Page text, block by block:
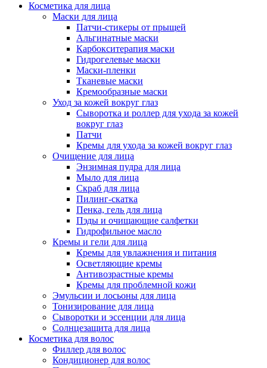
Косметика для лица
Маски для лица
Патчи-стикеры от прыщей
Альгинатные маски
Карбокситерапия маски
Гидрогелевые маски
Маски-пленки
Тканевые маски
Кремообразные маски
Уход за кожей вокруг глаз
Сыворотка и роллер для ухода за кожей
вокруг глаз
Патчи
Кремы для ухода за кожей вокруг глаз
Очищение для лица
Энзимная пудра для лица
Мыло для лица
Скраб для лица
Пилинг-скатка
Пенка, гель для лица
Пэды и очищающие салфетки
Гидрофильное масло
Кремы и гели для лица
Кремы для увлажнения и питания
Осветляющие кремы
Антивозрастные кремы
Кремы для проблемной кожи
Эмульсии и лосьоны для лица
Тонизирование для лица
Сыворотки и эссенции для лица
Солнцезащита для лица
Косметика для волос
Филлер для волос
Кондиционер для волос